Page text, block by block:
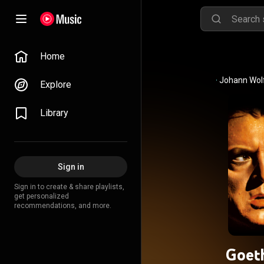
Home
Explore
Library
Sign in
Sign in to create & share playlists,
get personalized
recommendations, and more.